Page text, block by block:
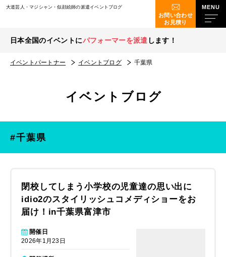
大道芸人・マジシャン・似顔絵師の派遣イベントブログ
お問い合わせ
お見積り
日本全国のイベントにパフォーマーを派遣 します！
イベントパートナー イベントブログ 千葉県
イベントブログ
#千葉県
閉校してしまう小学校の児童達の思い出に
idio2のスタイリッシュコメディショーをお
届け！in千葉県富津市
開催日
2026年1月23日